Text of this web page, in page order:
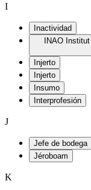
I
Inactividad
INAO Institut National de l'Origine et de la Qualité (Instituto
Injerto
Injerto
Insumo
Interprofesión
J
Jefe de bodega
Jéroboam
K